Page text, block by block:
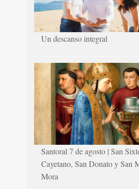
Un descanso integral
Santoral 7 de agosto | San
Cayetano, San Donato y San
Mora